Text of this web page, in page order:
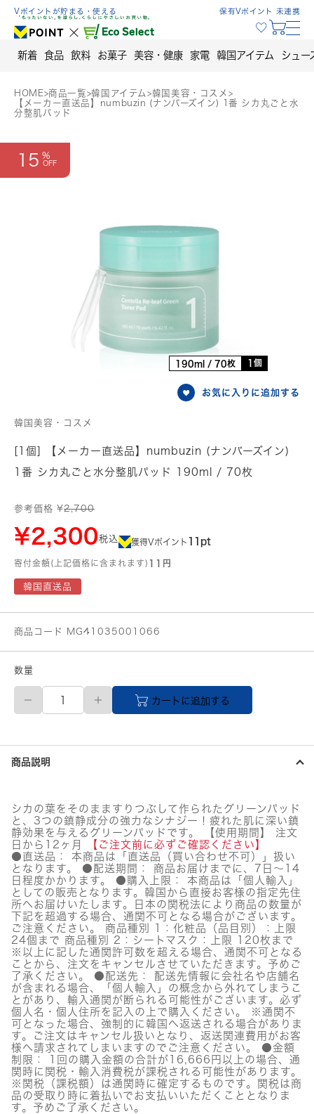
Skip
content
Vポイントが貯まる・使える 保有Vポイント 未連携
新着 食品 飲料 お菓子 美容・健康 家電 韓国アイテム シュー
HOME>商品一覧>韓国アイテム>韓国美容・コスメ >
【メーカー直送品】numbuzin (ナンバーズイン) 1番 シカ丸ごと水
分整肌パッド
15
190ml / 70枚 1個
お気に入りに追加する
韓国美容・コスメ
[1個] 【メーカー直送品】numbuzin (ナンバーズイン)
1番 シカ丸ごと水分整肌パッド 190ml / 70枚
参考価格 ¥2,700
¥2,300税込 獲得Vポイント 11pt
寄付金額(上記価格に含まれます) 11円
韓国直送品
商品コード MG41035001066
数量
【メ
カ
直
送
品】
ン
バ
ー
ズ
イ
ン)
1
番
シ
カ
丸
ご
と
水
分
整
肌
パ
ッ
ド
個
カートに追加する
商品説明
シカの葉をそのまますりつぶして作られたグリーンパッド
と、3つの鎮静成分の強力なシナジー！疲れた肌に深い鎮
静効果を与えるグリーンパッドです。 【使用期間】 注文
日から12ヶ月
【ご注文前に必ずご確認ください】
●直送品： 本商品は「直送品（買い合わせ不可）」扱い
となります。 ●配送期間： 商品お届けまでに、7日～14
日程度かかります。 ●購入上限： 本商品は「個人輸入」
としての販売となります。韓国から直接お客様の指定先住
所へお届けいたします。日本の関税法により商品の数量が
下記を超過する場合、通関不可となる場合がございます。
ご注意ください。 商品種別 1：化粧品（品目別）：上限
24個まで 商品種別 2：シートマスク：上限 120枚まで
※以上に記した通関許可数を超える場合、通関不可となる
ことから、注文をキャンセルさせていただきます。予めご
了承ください。 ●配送先： 配送先情報に会社名や店舗名
が含まれる場合、「個人輸入」の概念から外れてしまうこ
とがあり、輸入通関が断られる可能性がございます。必ず
個人名・個人住所を記入の上で購入ください。 ※通関不
可となった場合、強制的に韓国へ返送される場合がありま
す。ご注文はキャンセル扱いとなり、返送関連費用がお客
様へ請求されてしまいますのでご注意ください。 ●金額
制限： 1回の購入金額の合計が16,666円以上の場合、通
関時に関税・輸入消費税が課税される可能性があります。
※関税（課税額）は通関時に確定するものです。関税は商
品の受取り時に着払いでお支払いいただくこととなりま
す。予めご了承ください。